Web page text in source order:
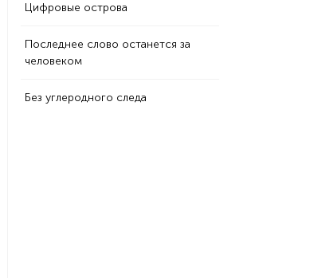
Цифровые острова
Последнее слово останется за
человеком
Без углеродного следа